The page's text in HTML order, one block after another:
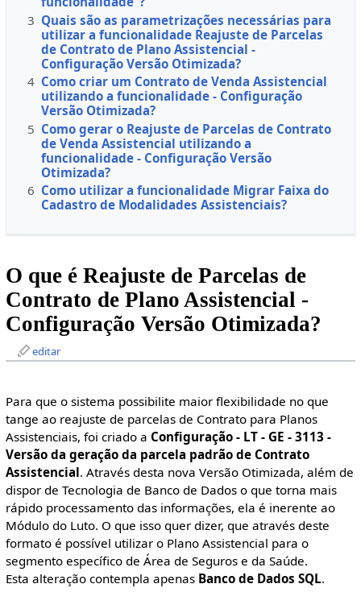
3 Quais são as parametrizações necessárias para
utilizar a funcionalidade Reajuste de Parcelas
de Contrato de Plano Assistencial -
Configuração Versão Otimizada?
4 Como criar um Contrato de Venda Assistencial
utilizando a funcionalidade - Configuração
Versão Otimizada?
5 Como gerar o Reajuste de Parcelas de Contrato
de Venda Assistencial utilizando a
funcionalidade - Configuração Versão
Otimizada?
6 Como utilizar a funcionalidade Migrar Faixa do
Cadastro de Modalidades Assistenciais?
O que é Reajuste de Parcelas de
Contrato de Plano Assistencial -
Configuração Versão Otimizada?
editar
Para que o sistema possibilite maior flexibilidade no que
tange ao reajuste de parcelas de Contrato para Planos
Assistenciais, foi criado a Configuração - LT - GE - 3113 -
Versão da geração da parcela padrão de Contrato
Assistencial. Através desta nova Versão Otimizada, além de
dispor de Tecnologia de Banco de Dados o que torna mais
rápido processamento das informações, ela é inerente ao
Módulo do Luto. O que isso quer dizer, que através deste
formato é possível utilizar o Plano Assistencial para o
segmento específico de Área de Seguros e da Saúde.
Esta alteração contempla apenas Banco de Dados SQL.